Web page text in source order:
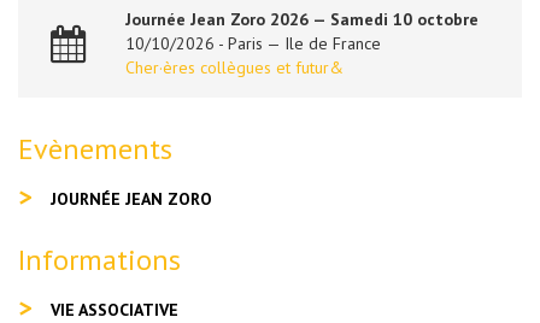
Journée Jean Zoro 2026 — Samedi 10 octobre
10/10/2026 - Paris — Ile de France
Cher·ères collègues et futur&
Evènements
JOURNÉE JEAN ZORO
Informations
VIE ASSOCIATIVE